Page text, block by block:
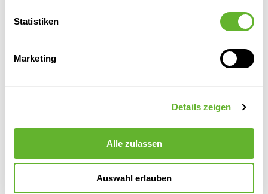
Statistiken
Marketing
Details zeigen
Alle zulassen
Auswahl erlauben
Alternative Produkte